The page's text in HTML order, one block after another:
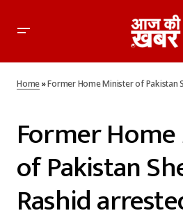
Home»Former Home Minister of Pakistan
Former
of Pakistan
Rashid